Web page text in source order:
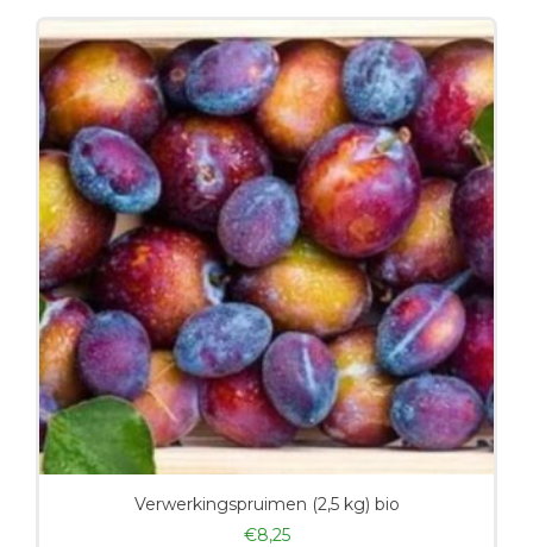
Verwerkingspruimen (2,5 kg) bio
€8,25